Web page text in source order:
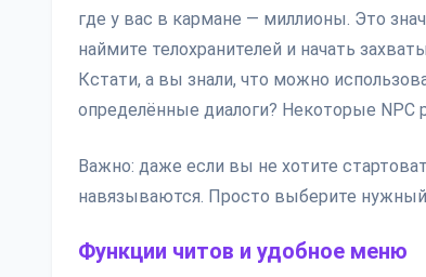
где у вас в кармане — миллионы. Это
наймите телохранителей и начать
Кстати, а вы знали, что можно
определённые диалоги? Некоторые NPC
Важно: даже если вы не хотите
навязываются. Просто выберите
Функции читов и удобное меню